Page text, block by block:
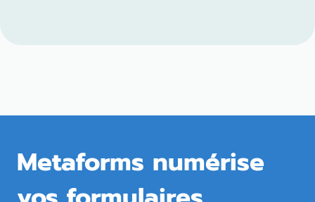
Metaforms numérise